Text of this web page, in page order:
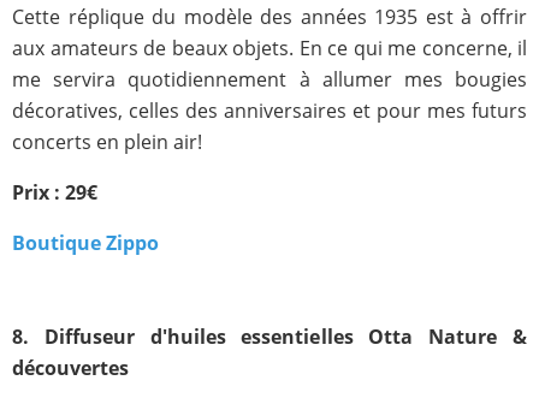
Cette réplique du modèle des années 1935 est à offrir
aux amateurs de beaux objets. En ce qui me concerne, il
me servira quotidiennement à allumer mes bougies
décoratives, celles des anniversaires et pour mes futurs
concerts en plein air!
Prix : 29€
Boutique Zippo
8. Diffuseur d'huiles essentielles Otta Nature &
découvertes